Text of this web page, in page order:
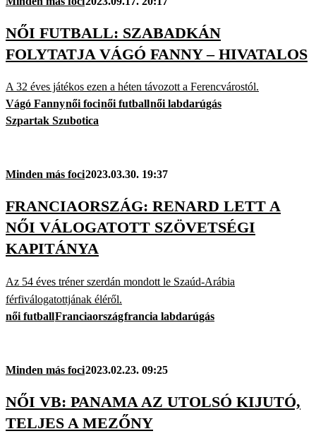
NŐI FUTBALL: SZABADKÁN
FOLYTATJA VÁGÓ FANNY – HIVATALOS
A 32 éves játékos ezen a héten távozott a Ferencvárostól.
Vágó Fannynői focinői futballnői labdarúgás
Szpartak Szubotica
Minden más foci2023.03.30. 19:37
FRANCIAORSZÁG: RENARD LETT A
NŐI VÁLOGATOTT SZÖVETSÉGI
KAPITÁNYA
Az 54 éves tréner szerdán mondott le Szaúd-Arábia
férfiválogatottjának éléről.
női futballFranciaországfrancia labdarúgás
Minden más foci2023.02.23. 09:25
NŐI VB: PANAMA AZ UTOLSÓ KIJUTÓ,
TELJES A MEZŐNY